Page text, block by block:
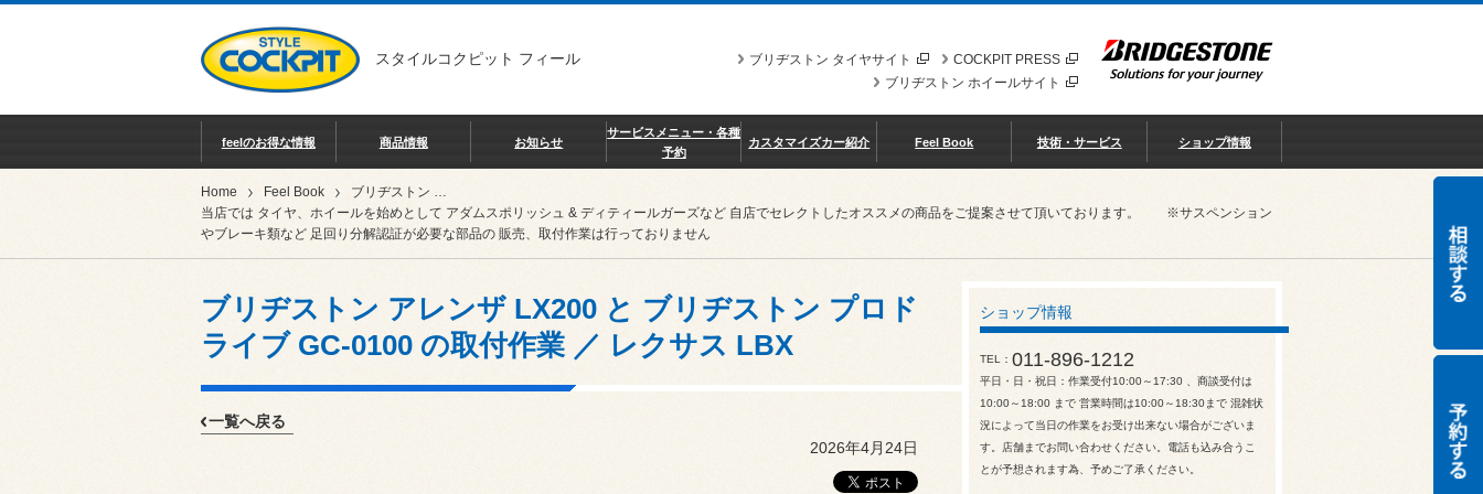
スタイルコクピット フィール COCKPIT PRESS
ブリヂストン タイヤサイト
ブリヂストン ホイールサイト
feelのお得な情報 商品情報 お知らせ
サービスメニュー・各種
予約
カスタマイズカー紹介 Feel Book 技術・サービス ショップ情報
Home Feel Book
ブリヂストン アレンザ LX200 と ブリヂストン プロドライブ GC-0100 の取付作業 ／ レクサス LBX
当店では タイヤ、ホイールを始めとして アダムスポリッシュ & ディティールガーズなど 自店でセレクトしたオススメの商品をご提案させて頂いております。 ※サスペンション
やブレーキ類など 足回り分解認証が必要な部品の 販売、取付作業は行っておりません
ブリヂストン アレンザ LX200 と ブリヂストン プロド
ライブ GC-0100 の取付作業 ／ レクサス LBX
一覧へ戻る
2026年4月24日
ショップ情報
TEL 011-896-1212
平日・日・祝日：作業受付10:00～17:30 、商談受付は
10:00～18:00 まで 営業時間は10:00～18:30まで 混雑状
況によって当日の作業をお受け出来ない場合がございま
す。店舗までお問い合わせください。電話も込み合うこ
とが予想されます為、予めご了承ください。